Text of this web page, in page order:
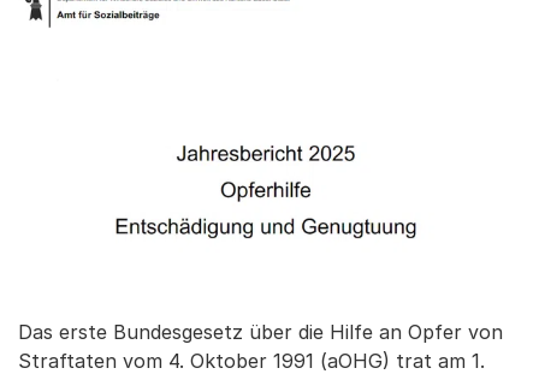
Das erste Bundesgesetz über die Hilfe an Opfer von
Straftaten vom 4. Oktober 1991 (aOHG) trat am 1.